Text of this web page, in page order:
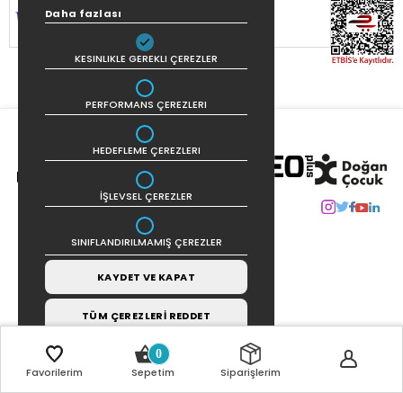
Favorilerim
0
Sepetim Siparişlerim
SİTEMİZ
KORUNMAKTADIR.
COPYRIGHT © 2021 | TASARIM VE UYGULAMA:CARBON INTERAKTIF
Daha fazlası
KESINLIKLE GEREKLI ÇEREZLER
PERFORMANS ÇEREZLERI
HEDEFLEME ÇEREZLERI
İŞLEVSEL ÇEREZLER
SINIFLANDIRILMAMIŞ ÇEREZLER
KAYDET VE KAPAT
TÜM ÇEREZLERİ REDDET